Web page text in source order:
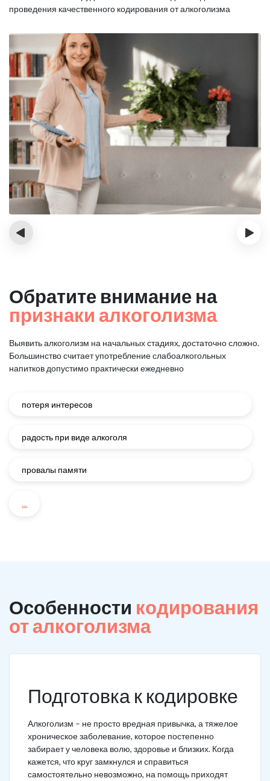
проведения качественного кодирования от алкоголизма
‹ ›
Обратите внимание на
признаки алкоголизма
Выявить алкоголизм на начальных стадиях, достаточно сложно.
Большинство считает употребление слабоалкогольных
напитков допустимо практически ежедневно
потеря интересов
радость при виде алкоголя
провалы памяти
...
Особенности кодирования
от алкоголизма
Подготовка к кодировке
Алкоголизм – не просто вредная привычка, а тяжелое
хроническое заболевание, которое постепенно
забирает у человека волю, здоровье и близких. Когда
кажется, что круг замкнулся и справиться
самостоятельно невозможно, на помощь приходят